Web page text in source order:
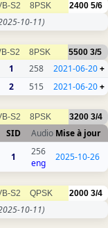
S2 8PSK 2400 5/6
10-11)
S2 8PSK 5500 3/5
1 258 2021-06-20+
2 515 2021-06-20+
S2 8PSK 3200 3/4
SID Audio Mise à jour
1
256
eng
2025-10-26
S2 QPSK 2000 3/4
10-11)